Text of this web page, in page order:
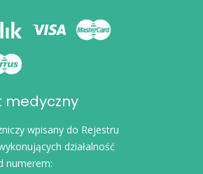
medyczny
wpisany do Rejestru
działalność
numerem: